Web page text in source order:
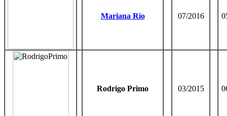
Mariana Rio 07/2016
Rodrigo Primo 03/2015